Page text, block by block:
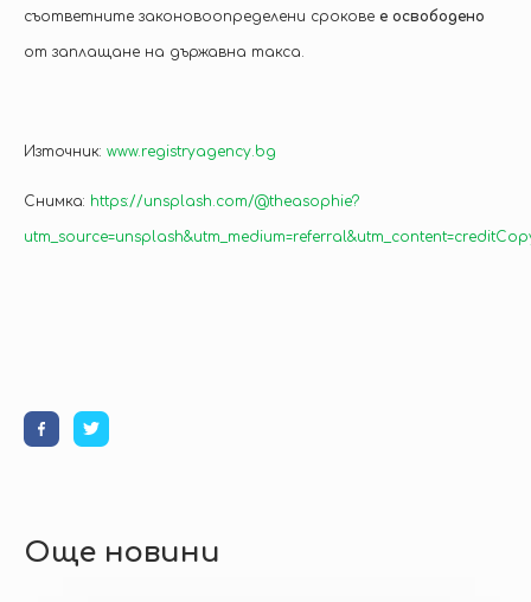
съответните законовоопределени срокове е освободено
от заплащане на държавна такса.
Източник: www.registryagency.bg
Снимка: https://unsplash.com/@theasophie?
Още новини